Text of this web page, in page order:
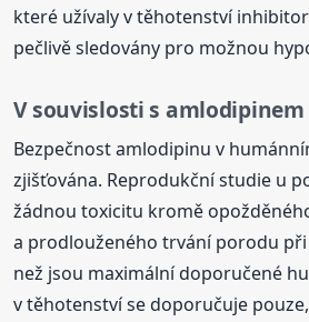
které užívaly v těhotenství
pečlivě sledovány pro možnou
V souvislosti s amlodipinem
Bezpečnost amlodipinu v
zjišťována. Reprodukční studie u
žádnou toxicitu kromě
a prodlouženého trvání porodu při
než jsou maximální doporučené
v těhotenství se doporučuje